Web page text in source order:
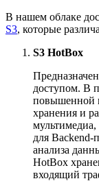
В нашем облаке
S3, которые
S3 HotBox
доступом. В
повышенной
хранения и
мультимедиа,
для Backend-
анализа
HotBox
входящий